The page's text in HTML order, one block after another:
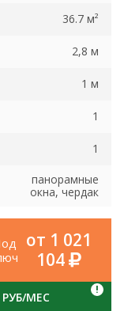
36.7 м²
2,8 м
1 м
1
1
панорамные
окна, чердак
от 1 021
104
МЕС
!